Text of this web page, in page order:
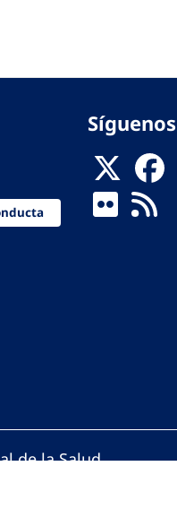
Síguenos
de la Salud